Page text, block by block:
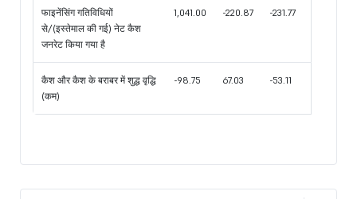
फाइनेंसिंग गतिविधियों
से/(इस्तेमाल की गई) नेट कैश
जनरेट किया गया है
1,041.00 -220.87 -231.77
कैश और कैश के बराबर में शुद्ध वृद्धि
(कम)
-98.75 67.03 -53.11